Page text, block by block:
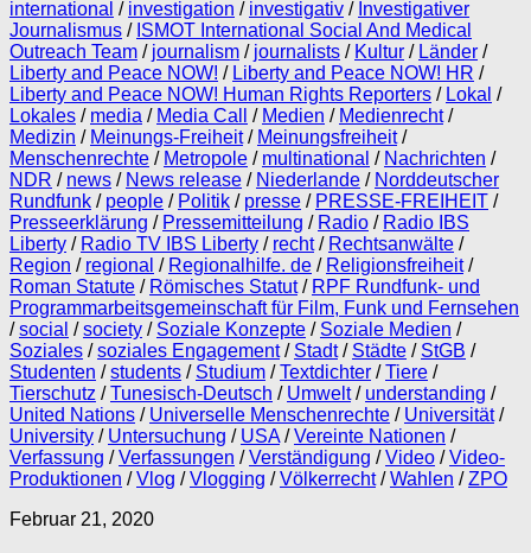
international / investigation / investigativ / Investigativer
Journalismus / ISMOT International Social And Medical
Outreach Team / journalism / journalists / Kultur / Länder /
Liberty and Peace NOW! / Liberty and Peace NOW! HR /
Liberty and Peace NOW! Human Rights Reporters / Lokal /
Lokales / media / Media Call / Medien / Medienrecht/
Medizin / Meinungs-Freiheit/ Meinungsfreiheit/
Menschenrechte / Metropole / multinational / Nachrichten /
NDR / news / News release / Niederlande / Norddeutscher
Rundfunk / people / Politik / presse / PRESSE-FREIHEIT /
Presseerklärung / Pressemitteilung / Radio / Radio IBS
Liberty / Radio TV IBS Liberty / recht/ Rechtsanwälte /
Region / regional / Regionalhilfe. de / Religionsfreiheit/
Roman Statute / Römisches Statut/ RPF Rundfunk- und
Programmarbeitsgemeinschaft für Film, Funk und Fernsehen
/social /society / Soziale Konzepte / Soziale Medien /
Soziales /soziales Engagement/ Stadt/ Städte / StGB /
Studenten /students / Studium /Textdichter /Tiere /
Tierschutz /Tunesisch-Deutsch / Umwelt/ understanding /
United Nations / Universelle Menschenrechte / Universität/
University / Untersuchung / USA /Vereinte Nationen /
Verfassung /Verfassungen /Verständigung /Video /Video-
Produktionen /Vlog /Vlogging /Völkerrecht/Wahlen /ZPO
Februar 21, 2020